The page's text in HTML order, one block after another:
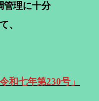
管理に十分
、
七年第230号」